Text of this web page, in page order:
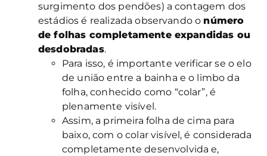
surgimento dos pendões) a contagem dos
estádios é realizada observando o número
de folhas completamente expandidas ou
desdobradas.
Para isso, é importante verificar se o elo
de união entre a bainha e o limbo da
folha, conhecido como “colar”, é
plenamente visível.
Assim, a primeira folha de cima para
baixo, com o colar visível, é considerada
completamente desenvolvida e,